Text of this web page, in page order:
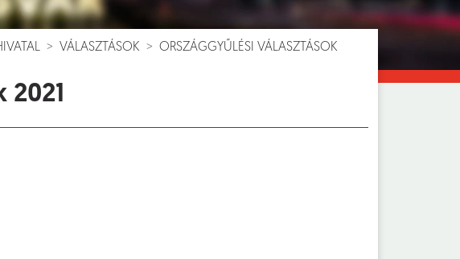
VÁLASZTÁSOK
ORSZÁGGYŰLÉSI VÁLASZTÁSOK
2021